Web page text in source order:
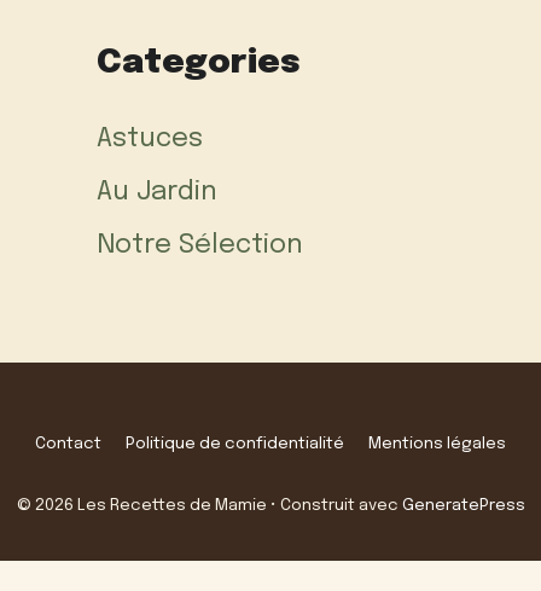
Categories
Astuces
Au Jardin
Notre Sélection
Contact Politique de confidentialité Mentions légales
© 2026 Les Recettes de Mamie • Construit avec GeneratePress